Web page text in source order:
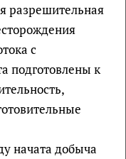
разрешительная
с
подготовлены к
начата добыча